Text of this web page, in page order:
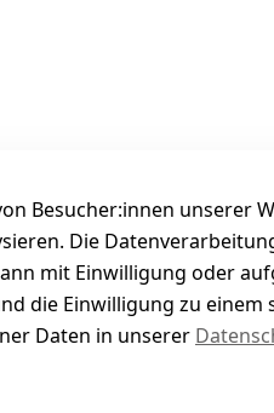
Besucher:innen unserer
Die
mit Einwilligung oder
die Einwilligung zu einem
Daten in unserer